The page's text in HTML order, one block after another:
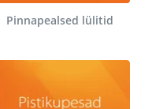
Pinnapealsed lülitid